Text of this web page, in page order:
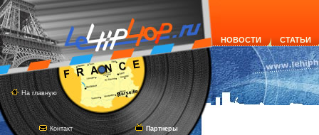
На главную
Контакт Партнеры
НОВОСТИ СТАТЬИ